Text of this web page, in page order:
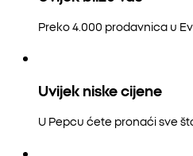
Preko 4.000 prodavnica u
Uvijek niske cijene
U Pepcu ćete pronaći sve